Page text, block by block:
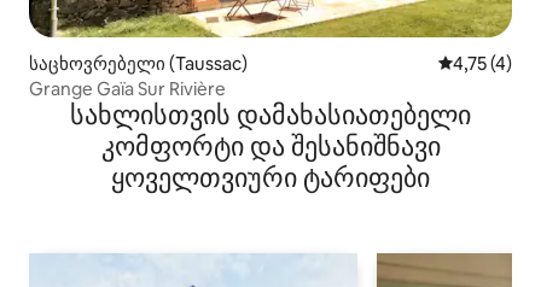
საცხოვრებელი (Taussac) საშუალო
4,75 (4)
Grange Gaïa Sur Rivière
სახლისთვის დამახასიათებელი
კომფორტი და შესანიშნავი
ყოველთვიური ტარიფები